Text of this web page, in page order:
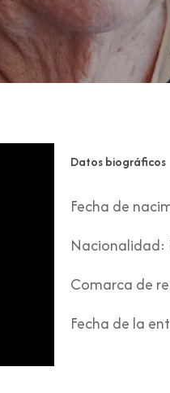
Datos biográficos
Fecha de
Nacionalidad:
Comarca de
Fecha de la